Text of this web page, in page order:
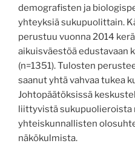
demografisten ja
yhteyksiä sukupuolittain.
perustuu vuonna 2014
aikuisväestöä edustavaan
(n=1351). Tulosten
saanut yhtä vahvaa tukea
Johtopäätöksissä
liittyvistä sukupuolieroista
yhteiskunnallisten
näkökulmista.